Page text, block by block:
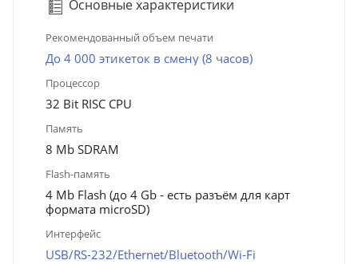
Основные характеристики
Рекомендованный объем печати
До 4 000 этикеток в смену (8 часов)
Процессор
32 Bit RISC CPU
Память
8 Mb SDRAM
Flash-память
4 Mb Flash (до 4 Gb - есть разъём для карт
формата microSD)
Интерфейс
USB/RS-232/Ethernet/Bluetooth/Wi-Fi